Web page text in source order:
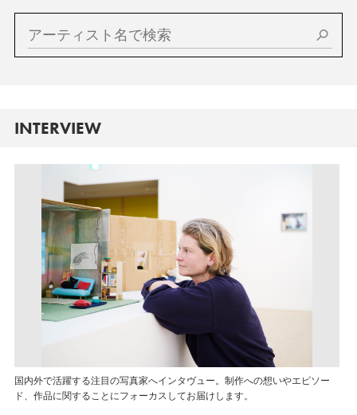
INTERVIEW
国内外で活躍する注目の写真家へインタヴュー。制作への想いやエピソー
ド、作品に関することにフォーカスしてお届けします。